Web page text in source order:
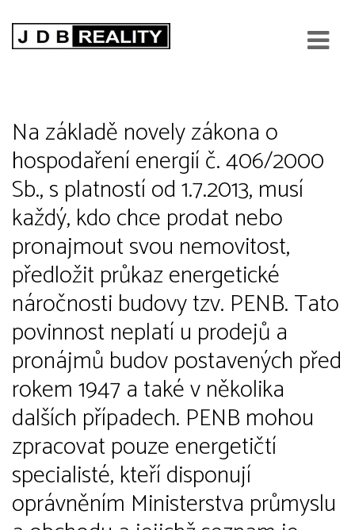
Průkaz energetické náročnosti
Na základě novely zákona o
hospodaření energií č. 406/2000
Sb., s platností od 1.7.2013, musí
každý, kdo chce prodat nebo
pronajmout svou nemovitost,
předložit průkaz energetické
náročnosti budovy tzv. PENB. Tato
povinnost neplatí u prodejů a
pronájmů budov postavených před
rokem 1947 a také v několika
dalších případech. PENB mohou
zpracovat pouze energetičtí
specialisté, kteří disponují
oprávněním Ministerstva průmyslu